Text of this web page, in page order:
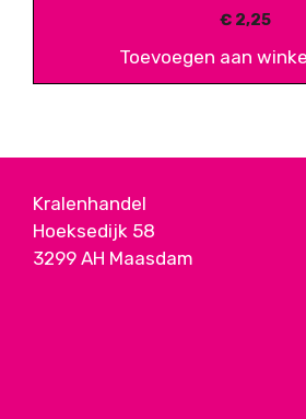
€2,25
Toevoegen aan
Kralenhandel
Hoeksedijk 58
3299 AH Maasdam